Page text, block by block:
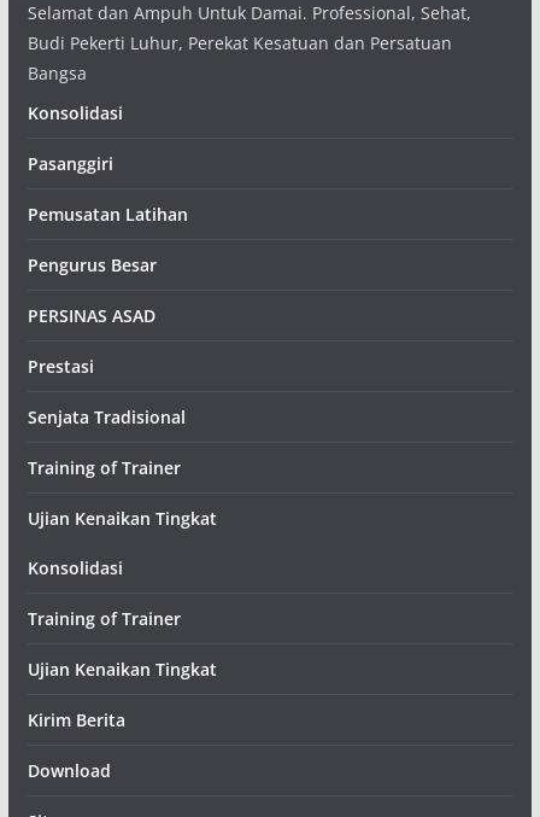
Selamat dan Ampuh Untuk Damai. Professional, Sehat,
Budi Pekerti Luhur, Perekat Kesatuan dan Persatuan
Bangsa
Konsolidasi
Pasanggiri
Pemusatan Latihan
Pengurus Besar
PERSINAS ASAD
Prestasi
Senjata Tradisional
Training of Trainer
Ujian Kenaikan Tingkat
Konsolidasi
Training of Trainer
Ujian Kenaikan Tingkat
Kirim Berita
Download